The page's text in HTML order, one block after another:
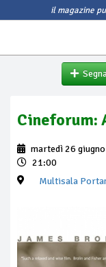
il magazine
Cineforum:
martedì 26
21:00
Multisala